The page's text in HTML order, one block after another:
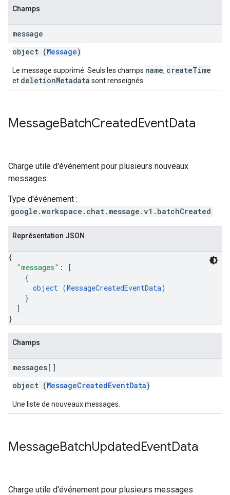
Champs
message
object (Message)
Le message supprimé. Seuls les champs name, createTime
et deletionMetadata sont renseignés.
MessageBatchCreatedEventData
Charge utile d'événement pour plusieurs nouveaux
messages.
Type d'événement :
google.workspace.chat.message.v1.batchCreated
Représentation JSON
{
"messages" :
[
{
object (MessageCreatedEventData)
}
]
}
Champs
messages[]
object (MessageCreatedEventData)
Une liste de nouveaux messages.
MessageBatchUpdatedEventData
Charge utile d'événement pour plusieurs messages